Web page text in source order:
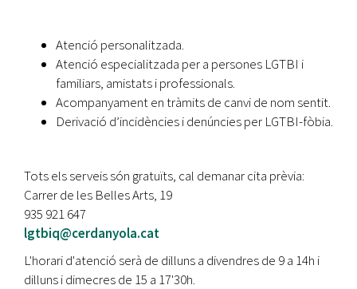
Atenció personalitzada.
Atenció especialitzada per a persones LGTBI i
familiars, amistats i professionals.
Acompanyament en tràmits de canvi de nom sentit.
Derivació d’incidències i denúncies per LGTBI-fòbia.
Tots els serveis són gratuïts, cal demanar cita prèvia:
Carrer de les Belles Arts, 19
935 921 647
lgtbiq@cerdanyola.cat
L'horari d'atenció serà de dilluns a divendres de 9 a 14h i
dilluns i dimecres de 15 a 17'30h.